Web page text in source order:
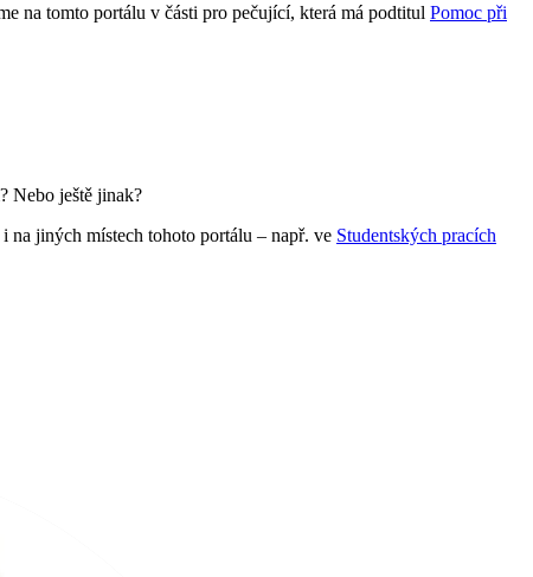
na tomto portálu v části pro pečující, která má podtitul Pomoc při
Nebo ještě jinak?
na jiných místech tohoto portálu – např. ve Studentských pracích